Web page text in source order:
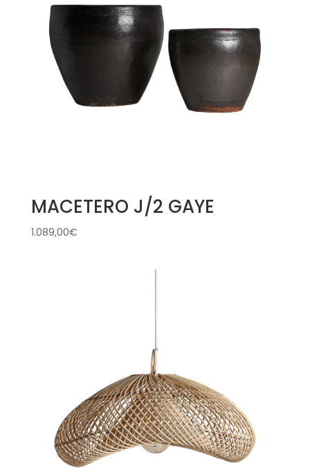
MACETERO J/2 GAYE
1.089,00€